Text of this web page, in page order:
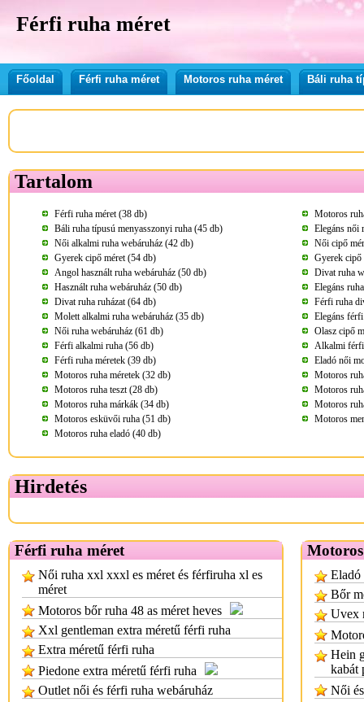
Férfi ruha méret
Főoldal Férfi ruha méret Motoros ruha méret Báli ruha
Tartalom
Férfi ruha méret (38 db)
Motoros
Báli ruha típusú menyasszonyi ruha (45 db)
Elegáns női
Női alkalmi ruha webáruház (42 db)
Női cipő
Gyerek cipő méret (54 db)
Gyerek cipő
Angol használt ruha webáruház (50 db)
Divat ruha
Használt ruha webáruház (50 db)
Elegáns
Divat ruha ruházat (64 db)
Férfi ruha
Molett alkalmi ruha webáruház (35 db)
Elegáns
Női ruha webáruház (61 db)
Olasz cipő
Férfi alkalmi ruha (56 db)
Alkalmi
Férfi ruha méretek (39 db)
Eladó női
Motoros ruha méretek (32 db)
Motoros
Motoros ruha teszt (28 db)
Motoros
Motoros ruha márkák (34 db)
Motoros
Motoros esküvői ruha (51 db)
Motoros
Motoros ruha eladó (40 db)
Hirdetés
Férfi ruha méret
Női ruha xxl xxxl es méret és férfiruha xl es
méret
Motoros bőr ruha 48 as méret heves
Xxl gentleman extra méretű férfi ruha
Extra méretű férfi ruha
Piedone extra méretű férfi ruha
Outlet női és férfi ruha webáruház
Eladó
Bőr
Uvex
Hein
kabát
Női